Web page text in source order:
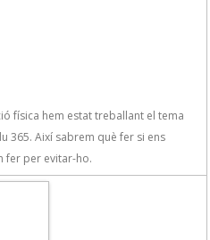
física hem estat treballant el tema
365. Així sabrem què fer si ens
fer per evitar-ho.